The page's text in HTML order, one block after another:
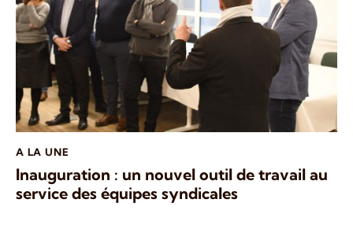
A LA UNE
Inauguration : un nouvel outil de travail au
service des équipes syndicales